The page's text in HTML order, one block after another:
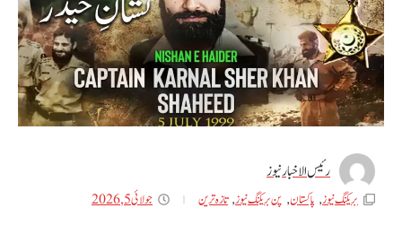
رئیس الاخبار نیوز
بریکنگ نیوز, پاکستان, پن بریکنگ نیوز,تازه ترین جولائی 5, 2026